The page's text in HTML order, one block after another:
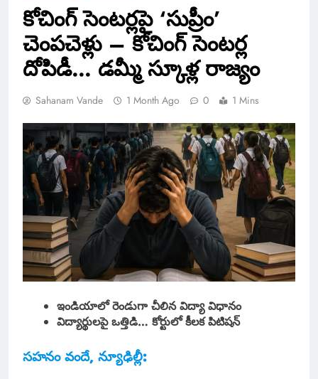
కోచింగ్ సెంటర్లపై ‘సుప్రీం’
చెంపచెళ్లు – కోచింగ్ సెంటర్ల
దోపిడీ… డమ్మీ స్కూళ్ల రాజ్యం
Sahanam Vande 1 Month Ago 0 1 Mins
ఇండియాలో రెండుగా చీలిన విద్యా విధానం
విద్యార్థులపై ఒత్తిడి… కోర్టులో కీలక పిటిషన్
సహనం వందే, న్యూఢిల్లీ: